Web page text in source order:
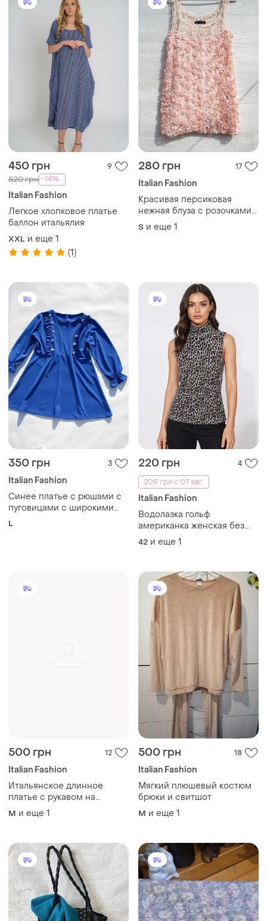
450 грн 9
520 грн -14%
Italian Fashion
Легкое хлопковое платье
баллон итальялия
XXL и еще 1
(1)
280 грн 17
Italian Fashion
Красивая персиковая
нежная блуза с розочками
best emilie италия
S и еще 1
350 грн 3
Italian Fashion
Синее платье с рюшами с
пуговицами с широкими
рукавами италия
L
220 грн
4
209 грн с 07 авг.
Italian Fashion
Водолазка гольф
американка женская без
рукавов
42 и еще 1
500 грн 12
Italian Fashion
Итальянское длинное
платье с рукавом на
высокий рост на резинке
M и еще 1
500 грн 18
Italian Fashion
Мягкий плюшевый костюм
брюки и свитшот
M и еще 1